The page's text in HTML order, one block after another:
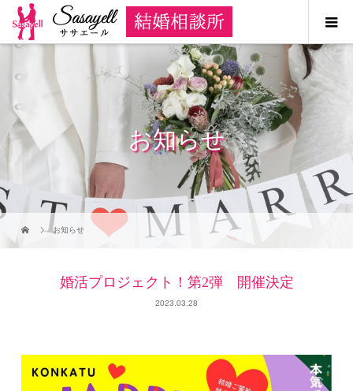
お知らせ
お知らせ
婚活プロジェクト！第2弾 開催決定
2023.03.28